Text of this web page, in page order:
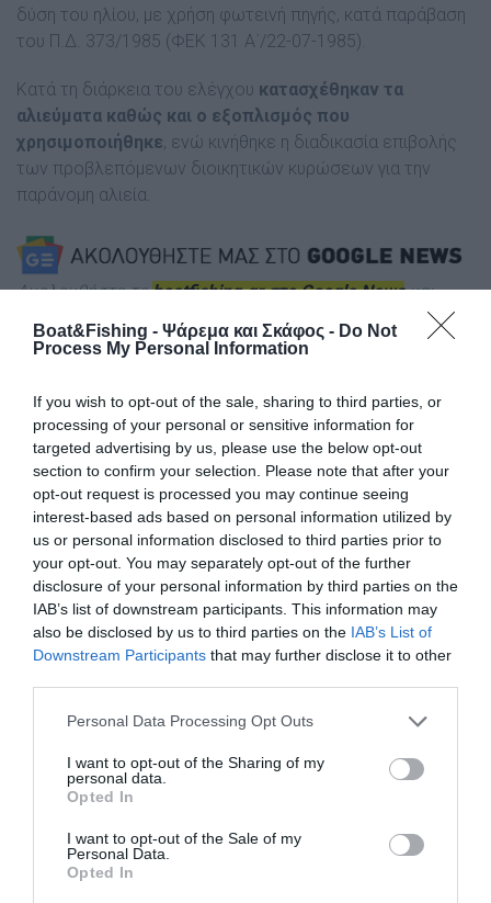
Boat&Fishing - Ψάρεμα και Σκάφος - Do Not
Process My Personal Information
If you wish to opt-out of the sale, sharing to third parties, or
processing of your personal or sensitive information for
targeted advertising by us, please use the below opt-out
section to confirm your selection. Please note that after your
opt-out request is processed you may continue seeing
interest-based ads based on personal information utilized by
us or personal information disclosed to third parties prior to
your opt-out. You may separately opt-out of the further
disclosure of your personal information by third parties on the
IAB’s list of downstream participants. This information may
also be disclosed by us to third parties on the IAB’s List of
Downstream Participants that may further disclose it to other
Personal Data Processing Opt Outs
I want to opt-out of the Sharing of my
personal data.
Opted In
I want to opt-out of the Sale of my
Personal Data.
Opted In
δύση του ηλίου, με χρήση φωτεινή πηγής, κατά παράβαση
του Π.Δ. 373/1985 (ΦΕΚ 131 Α΄/22-07-1985).
Κατά τη διάρκεια του ελέγχου κατασχέθηκαν τα
αλιεύματα καθώς και ο εξοπλισμός που
χρησιμοποιήθηκε, ενώ κινήθηκε η διαδικασία επιβολής
των προβλεπόμενων διοικητικών κυρώσεων για την
παράνομη αλιεία.
Ακολουθήστε τοboatfishing.gr στο Google Newsκαι
για το
σκάφος, το ψάρεμα και την κατάδυση από την Ελλάδα και
Tags
Παράνομη Αλιεία Ναύπλιο
Νυχτερινό Ψαροτούφεκο Λιμεναρχείο Ναυπλίου
Αλιευτικός έλεγχος